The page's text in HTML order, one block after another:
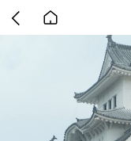
back
to